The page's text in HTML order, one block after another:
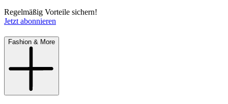
Regelmäßig Vorteile sichern!
Jetzt abonnieren
Fashion & More